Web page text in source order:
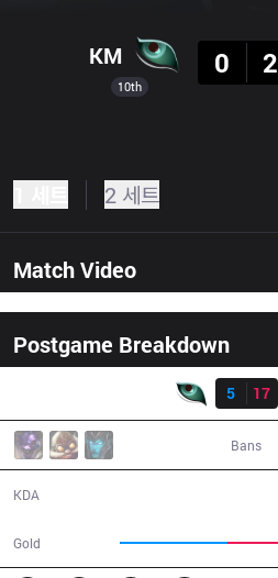
10th
KM
0
2
2 세트
Match Video
Postgame Breakdown
5
17
Bans
KDA
Gold